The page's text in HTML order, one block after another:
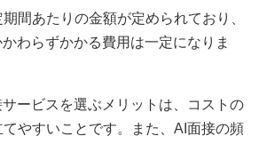
間あたりの金額が定められており、
わらずかかる費用は一定になりま
ービスを選ぶメリットは、コストの
やすいことです。また、AI面接の頻